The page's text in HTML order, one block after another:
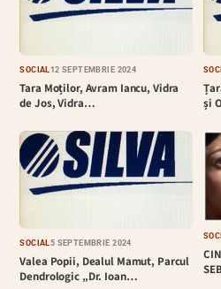
SOCIAL 12 SEPTEMBRIE 2024
Tara Moților, Avram Iancu, Vidra
de Jos, Vidra…
și
SOCIAL5 SEPTEMBRIE 2024
Valea Popii, Dealul Mamut, Parcul
Dendrologic „Dr. Ioan…